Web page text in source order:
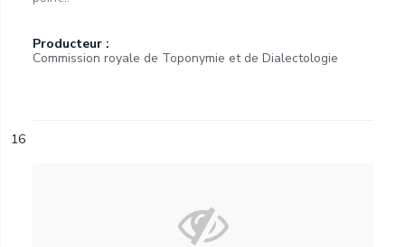
Producteur :
Commission royale de Toponymie et de Dialectologie
16